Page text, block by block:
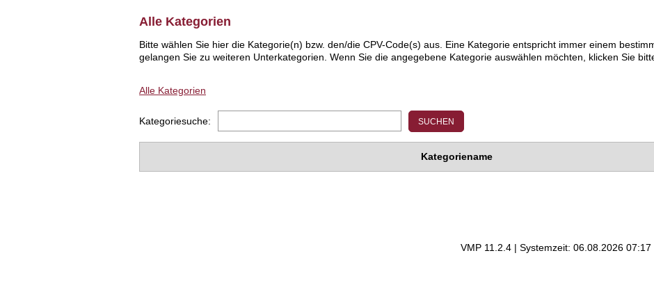
Alle Kategorien
Bitte wählen Sie hier die Kategorie(n) bzw. den/die CPV-Code(s) aus. Eine Kategorie entspricht immer einem
gelangen Sie zu weiteren Unterkategorien. Wenn Sie die angegebene Kategorie auswählen möchten, klicken Sie
Alle Kategorien
Kategoriesuche:
Kategoriename
VMP 11.2.4 | Systemzeit: 06.08.2026 07:17